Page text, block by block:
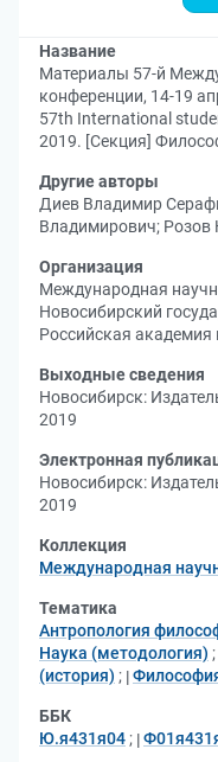
Название
Материалы 57-й
конференции, 14-19
57th International
2019. [Секция]
Другие авторы
Диев Владимир
Владимирович; Розов
Организация
Международная
Новосибирский
Российская академия
Выходные сведения
Новосибирск:
2019
Электронная
Новосибирск:
2019
Коллекция
Международная
Тематика
Антропология
Наука (методология) ;
(история) ;
ББК
Ю.я431я04 ;